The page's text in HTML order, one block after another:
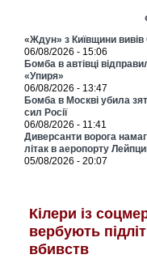
«Ждун» з Київщини
06/08/2026 - 15:06
Бомба в автівці
«Упиря»
06/08/2026 - 13:47
Бомба в Москві убила
сил Росії
06/08/2026 - 11:41
Диверсанти ворога
літак в аеропорту
05/08/2026 - 20:07
Кілери із
вербують
вбивств